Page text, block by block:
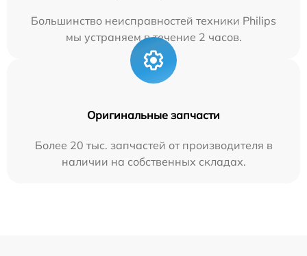
Большинство неисправностей техники Philips
мы устраняем в течение 2 часов.
Оригинальные запчасти
Более 20 тыс. запчастей от производителя в
наличии на собственных складах.